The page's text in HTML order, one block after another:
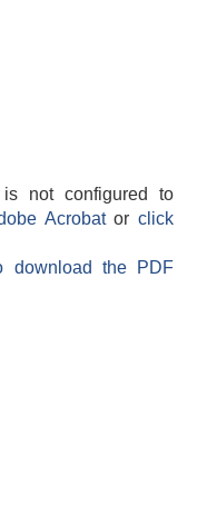
not configured to
Acrobatorclick
download the PDF